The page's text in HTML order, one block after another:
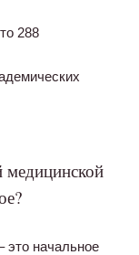
288
медицинской
это начальное